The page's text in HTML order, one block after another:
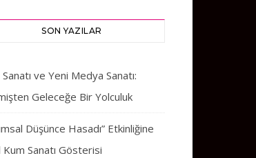
SON YAZILAR
ve Yeni Medya Sanatı:
Geleceğe Bir Yolculuk
Düşünce Hasadı” Etkinliğine
Sanatı Gösterisi